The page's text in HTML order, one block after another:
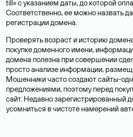
till» с указанием даты, до которой
Соответственно, ее можно назвать
регистрации домена.
Проверять возраст и историю
покупке доменного имени,
домена полезна при совершении
просто анализе информации,
Мошенники часто создают сайты-
предложениями, поэтому перед
сайт. Недавно зарегистрированный
усомниться в чистоте намерений